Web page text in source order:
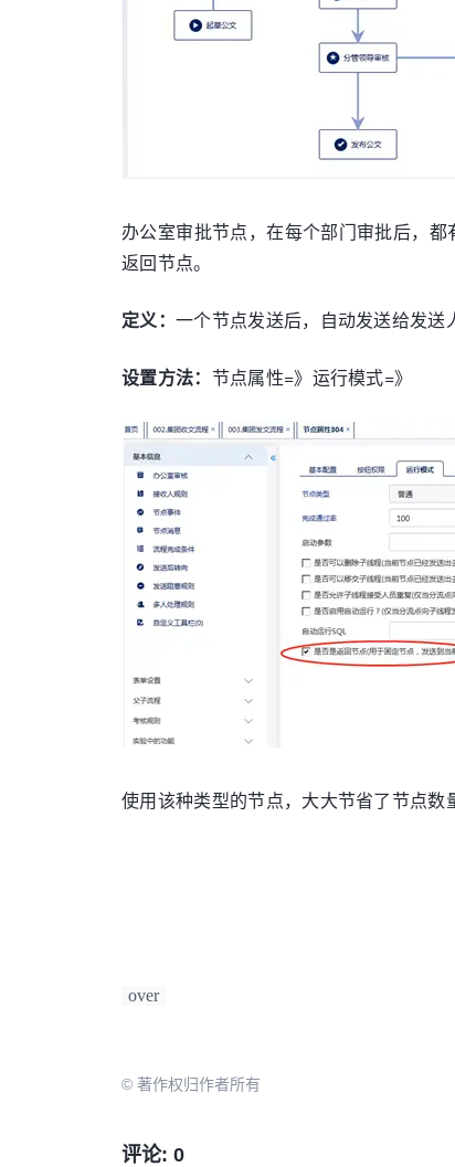
办公室审批节点，在每个部门审批后，
返回节点。
定义： 一个节点发送后，自动发送给发送
设置方法： 节点属性=》运行模式=》
使用该种类型的节点，大大节省了节点数
over
© 著作权归作者所有
评论: 0